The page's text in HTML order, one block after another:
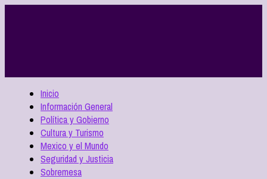
Inicio
Información General
Política y Gobierno
Cultura y Turismo
Mexico y el Mundo
Seguridad y Justicia
Sobremesa